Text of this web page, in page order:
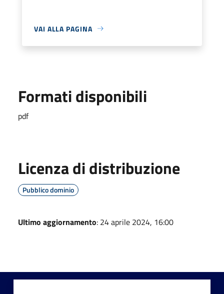
VAI ALLA PAGINA
Formati disponibili
pdf
Licenza di distribuzione
Pubblico dominio
Ultimo aggiornamento: 24 aprile 2024, 16:00